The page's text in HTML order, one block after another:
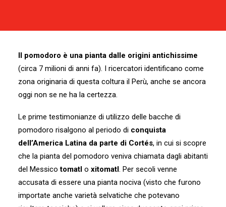
Il pomodoro è una pianta dalle origini antichissime
(circa 7 milioni di anni fa). I ricercatori identificano come
zona originaria di questa coltura il Perù, anche se ancora
oggi non se ne ha la certezza.
Le prime testimonianze di utilizzo delle bacche di
pomodoro risalgono al periodo di conquista
dell’America Latina da parte di Cortés, in cui si scopre
che la pianta del pomodoro veniva chiamata dagli abitanti
del Messicotomatl o xitomatl. Per secoli venne
accusata di essere una pianta nociva (visto che furono
importate anche varietà selvatiche che potevano